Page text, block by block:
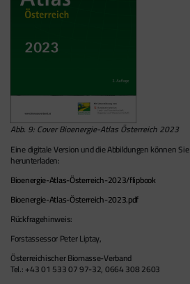
Abb. 9: Cover Bioenergie-Atlas Österreich 2023
Eine digitale Version und die Abbildungen können
herunterladen:
Bioenergie-Atlas-Österreich-2023/flipbook
Bioenergie-Atlas-Österreich-2023.pdf
Rückfragehinweis:
Forstassessor Peter Liptay,
Österreichischer Biomasse-Verband
Tel.: +43 01 533 07 97-32, 0664 308 2603